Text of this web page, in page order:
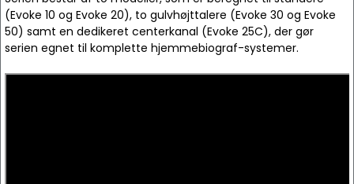
(Evoke 10 og Evoke 20), to gulvhøjttalere (Evoke 30 og Evoke
50) samt en dedikeret centerkanal (Evoke 25C), der gør
serien egnet til komplette hjemmebiograf-systemer.